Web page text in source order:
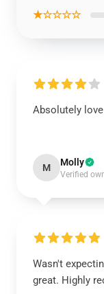
★☆☆☆☆
Absolutely
M Molly
Verified
Wasn't
great. Highly